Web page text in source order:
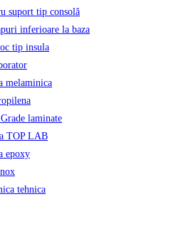
suport tip consolă
inferioare la baza
tip insula
melaminica
laminate
TOP LAB
epoxy
tehnica